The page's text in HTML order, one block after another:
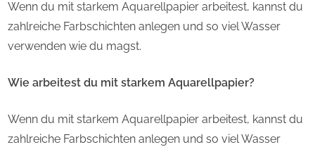
Wenn du mit starkem Aquarellpapier arbeitest, kannst du
zahlreiche Farbschichten anlegen und so viel Wasser
verwenden wie du magst.
Wie arbeitest du mit starkem Aquarellpapier?
Wenn du mit starkem Aquarellpapier arbeitest, kannst du
zahlreiche Farbschichten anlegen und so viel Wasser